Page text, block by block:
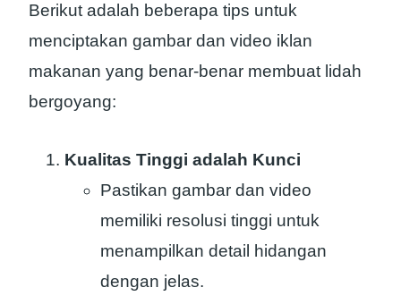
Berikut adalah beberapa tips untuk
menciptakan gambar dan video iklan
makanan yang benar-benar membuat lidah
bergoyang:
Kualitas Tinggi adalah Kunci
Pastikan gambar dan video
memiliki resolusi tinggi untuk
menampilkan detail hidangan
dengan jelas.